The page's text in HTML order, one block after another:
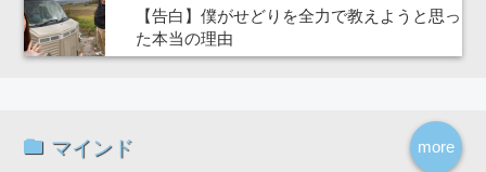
【告白】僕がせどりを全力で教えようと思っ
た本当の理由
more
マインド